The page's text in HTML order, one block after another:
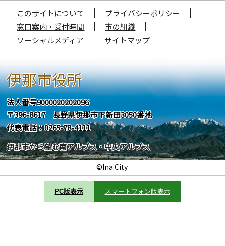
このサイトについて
プライバシーポリシー
窓口案内・受付時間
市の組織
ソーシャルメディア
サイトマップ
伊那市役所
法人番号9000020202096
〒396-8617 長野県伊那市下新田3050番地
代表電話：0265-78-4111
伊那市から望む南アルプス・中央アルプス
©Ina City.
PC版表示 スマートフォン版表示